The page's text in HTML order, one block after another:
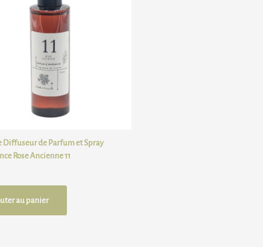
Diffuseur de Parfum et Spray
Rose Ancienne 11
au panier